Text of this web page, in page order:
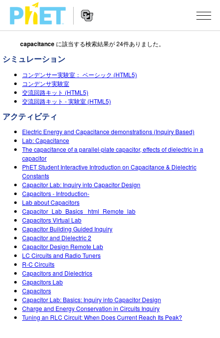
Search
the
PhET
Website
Navigation
シミュレーション
All Sims
物理
数学
化学
地球科学
生物
翻訳版シミュレーション
Customizable Sims
STUDIO
About Studio
Customizable Sims
Start a Free Trial
Purchase a License
TEACHING
アクティビティ一覧
Contribute an Activity
Activity Contribution Guidelines
Virtual Workshops
Professional Learning with PhET
Teaching with PhET
研究
INITIATIVES
Inclusive Design
PhET Global
Data Fluency
DEIB in STEM Ed
SceneryStack OSE
Impact Report
ログイン / 登録
ログイン / 登録
capacitance に該当する検索結果が 24件ありました。
シミュレーション
コンデンサー実験室： ベーシック (HTML5)
コンデンサ実験室
交流回路キット (HTML5)
交流回路キット ‐ 実験室 (HTML5)
アクティビティ
Electric Energy and Capacitance demonstrations (Inquiry Based)
Lab: Capacitance
The capacitance of a parallel-plate capacitor, effects of dielectric in a
capacitor
PhET Student Interactive Introduction on Capacitance & Dielectric
Constants
Capacitor Lab: Inquiry into Capacitor Design
Capacitors - Introduction-
Lab about Capacitors
Capacitor_Lab_Basics _html_Remote_lab
Capacitors Virtual Lab
Capacitor Building Guided Inquiry
Capacitor and Dielectric 2
Capacitor Design Remote Lab
LC Circuits and Radio Tuners
R-C Circuits
Capacitors and Dielectrics
Capacitors Lab
Capacitors
Capacitor Lab: Basics: Inquiry into Capacitor Design
Charge and Energy Conservation in Circuits Inquiry
Tuning an RLC Circuit: When Does Current Reach Its Peak?